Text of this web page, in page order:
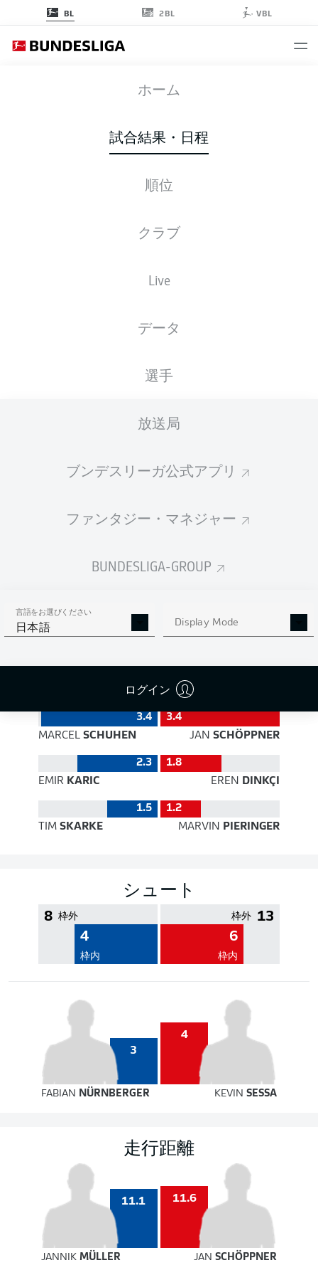
BL 2BL VBL
ホーム
試合結果・日程
順位
クラブ
Live
データ
選手
放送局
ブンデスリーガ公式アプリ
ファンタジー・マネジャー
BUNDESLIGA-GROUP
言語をお選びください
日本語 Display Mode
ログイン
SVD FCH
0 1
スターティングメンバー
0
365 432
79 % 成功率 79 %
PASS EFFICIENCY
3.4
3.4
MARCEL SCHUHEN JAN SCHÖPPNER
2.3
1.8
EMIR KARIC EREN DINKÇI
1.5
1.2
TIM SKARKE MARVIN PIERINGER
シュート
8 枠外
4
枠内
13
枠外
6
枠内
3
4
FABIAN NÜRNBERGER KEVINSESSA
走行距離
11.1 11.6
JANNIK MÜLLER JANSCHÖPPNER